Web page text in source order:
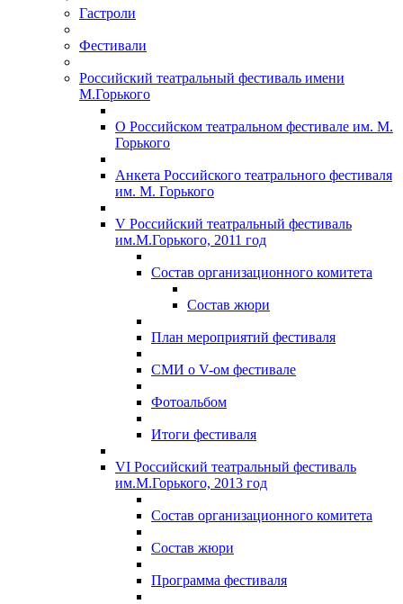
Гастроли
Фестивали
Российский театральный фестиваль имени
М.Горького
О Российском театральном фестивале им. М.
Горького
Анкета Российского театрального фестиваля
им. М. Горького
V Российский театральный фестиваль
им.М.Горького, 2011 год
Состав организационного комитета
Состав жюри
План мероприятий фестиваля
СМИ о V-ом фестивале
Фотоальбом
Итоги фестиваля
VI Российский театральный фестиваль
им.М.Горького, 2013 год
Состав организационного комитета
Состав жюри
Программа фестиваля